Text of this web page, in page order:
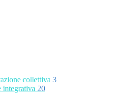
collettiva 3
integrativa 20